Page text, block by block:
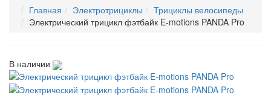
Главная Электротрициклы
Трициклы велосипеды
Электрический трицикл фэтбайк E-motions PANDA Pro
В наличии